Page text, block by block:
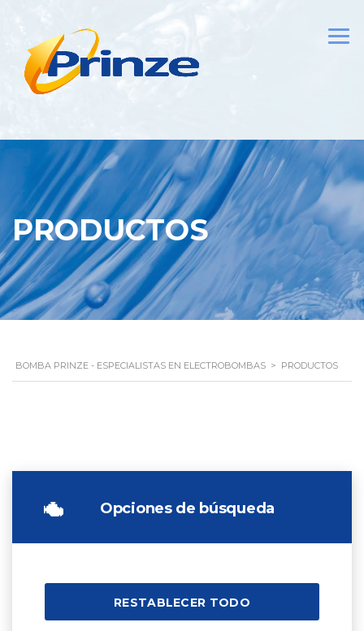
PRODUCTOS
BOMBA PRINZE - ESPECIALISTAS EN ELECTROBOMBAS > PRODUCTOS
Opciones de búsqueda
RESTABLECER TODO